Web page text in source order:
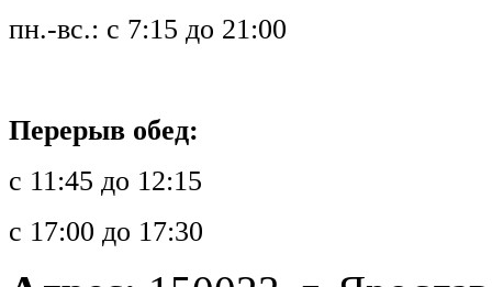
пн.-вс.: с 7:15 до 21:00
Перерыв обед:
с 11:45 до 12:15
с 17:00 до 17:30